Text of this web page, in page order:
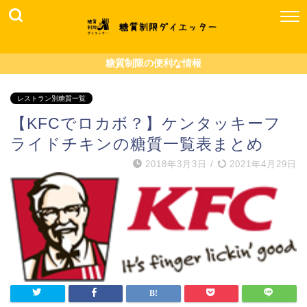
糖質制限の便利な情報
レストラン別糖質一覧
【KFCでロカボ？】ケンタッキーフ
ライドチキンの糖質一覧表まとめ
2018年3月3日 / 2021年4月29日